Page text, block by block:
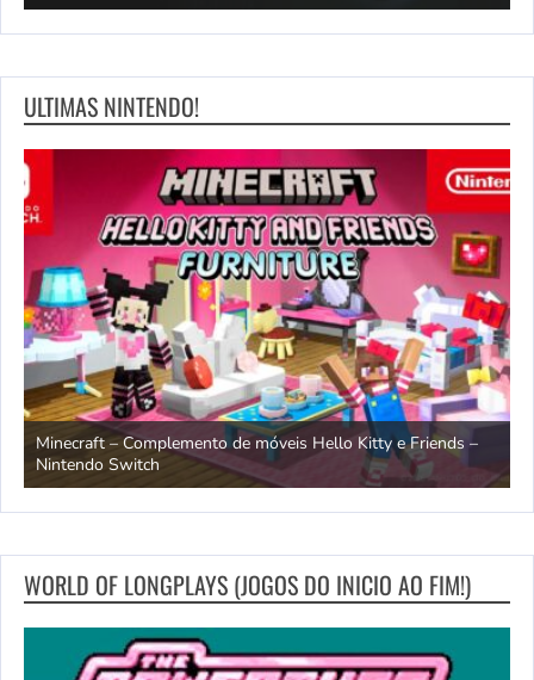
ULTIMAS NINTENDO!
Minecraft – Complemento de móveis Hello Kitty e Friends –
Nintendo Switch
WORLD OF LONGPLAYS (JOGOS DO INICIO AO FIM!)